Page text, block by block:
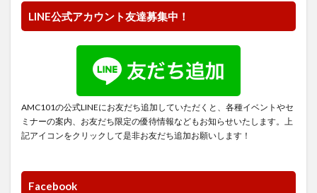
LINE公式アカウント友達募集中！
AMC101の公式LINEにお友だち追加していただくと、各種イベントやセ
ミナーの案内、お友だち限定の優待情報などもお知らせいたします。上
記アイコンをクリックして是非お友だち追加お願いします！
Facebook